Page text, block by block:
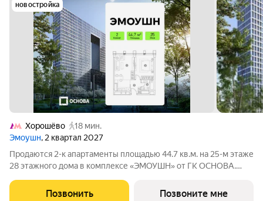
новостройка
Хорошёво
18 мин.
Эмоушн, 2 квартал 2027
Продаются 2-к апартаменты площадью 44.7 кв.м. на 25-м этаже
28 этажного дома в комплексе «ЭМОУШН» от ГК ОСНОВА.
бизнес-класса в престижном районе Хорошёво-Мнёвники
Позвонить Позвоните мне